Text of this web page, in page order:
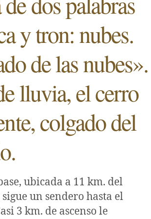
y tron: nubes.
de las nubes».
lluvia, el cerro
colgado del
ubicada a 11 km. del
sigue un sendero hasta el
3 km. de ascenso le